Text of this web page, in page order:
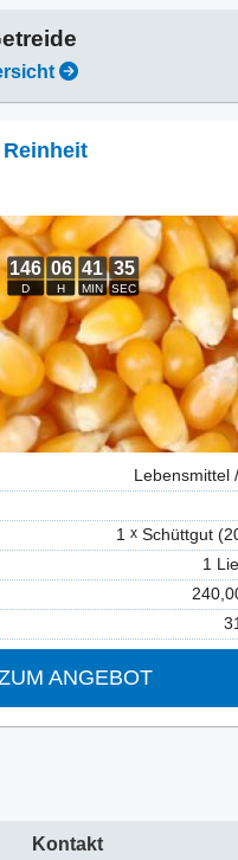
Lebensmittel
1
Schüttgut
1
ANGEBOT
Kontakt